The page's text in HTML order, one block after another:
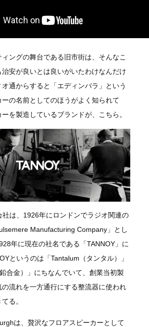
ィングの舞台である旧市街は、そんなこ
安が良いとは良いがいたわけなんだけ
通からすると「エディンバラ」という
の名前としてのほうがよく知られて
を製造しているブランドが、こちら。
社は、1926年にロンドンでラジオ関連の
Manufacturing Company」とし
年に現在の社名である「TANNOY」に
というのは「Tantalum（タンタル）」
合金）」にちなんでいて、創業当初製
流れを一方通行にする整流器に使われ
る。
は、贅沢なフロアスピーカーとして